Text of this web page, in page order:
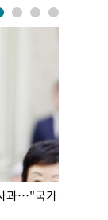
과…"국가